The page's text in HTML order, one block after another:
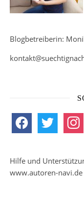
Blogbetreiberin:
facebook twitter
Hilfe und
www.autoren-navi.de